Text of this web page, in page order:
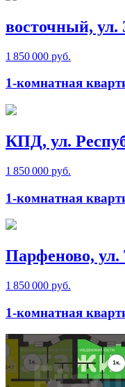
восточный, ул.
1 850 000 руб.
1-комнатная
КПД, ул.
1 850 000 руб.
1-комнатная
Парфеново, ул.
1 850 000 руб.
1-комнатная